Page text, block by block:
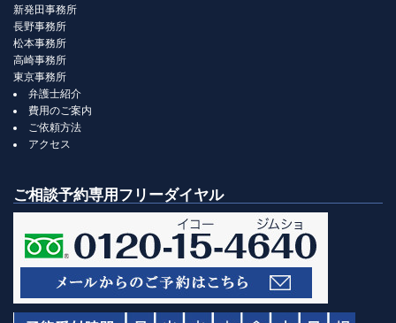
新発田事務所
長野事務所
松本事務所
高崎事務所
東京事務所
弁護士紹介
費用のご案内
ご依頼方法
アクセス
ご相談予約専用フリーダイヤル